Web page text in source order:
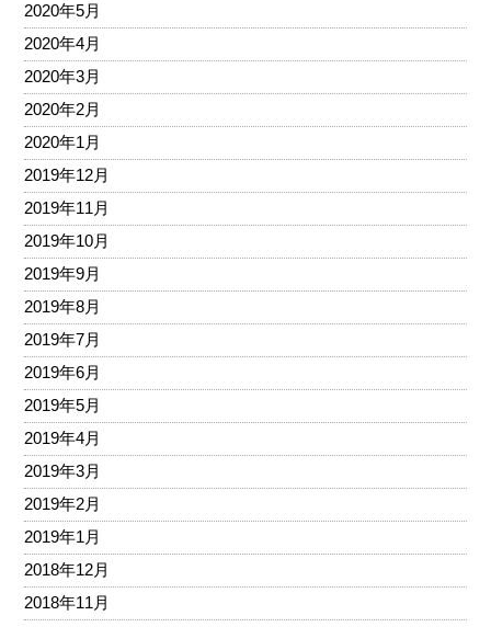
2020年5月
2020年4月
2020年3月
2020年2月
2020年1月
2019年12月
2019年11月
2019年10月
2019年9月
2019年8月
2019年7月
2019年6月
2019年5月
2019年4月
2019年3月
2019年2月
2019年1月
2018年12月
2018年11月